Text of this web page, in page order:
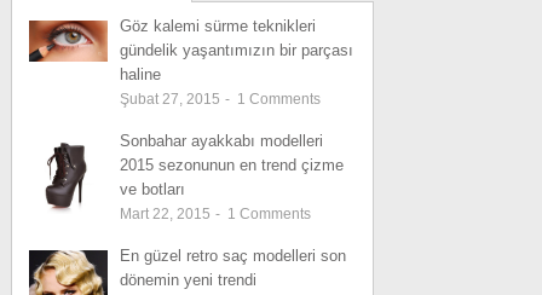
Göz kalemi sürme teknikleri
gündelik yaşantımızın bir parçası
haline
Şubat 27, 2015 - 1 Comments
Sonbahar ayakkabı modelleri
2015 sezonunun en trend çizme
ve botları
Mart 22, 2015 - 1 Comments
En güzel retro saç modelleri son
dönemin yeni trendi